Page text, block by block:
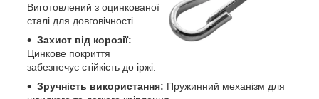
Виготовлений з оцинкованої
сталі для довговічності.
Захист від корозії:
Цинкове покриття
забезпечує стійкість до іржі.
Зручність використання: Пружинний механізм для